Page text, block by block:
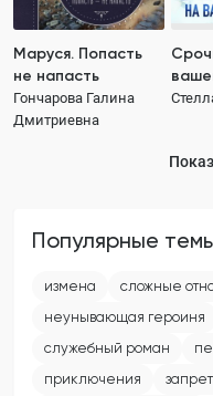
Маруся. Попасть
не напасть
Гончарова Галина
Дмитриевна
Популярные
измена сложные
неунывающая героиня
служебный роман
приключения